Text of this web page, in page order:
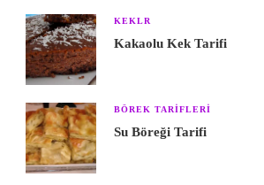
KEKLR
Kakaolu Kek Tarifi
BÖREK TARIFLERI
Su Böreği Tarifi